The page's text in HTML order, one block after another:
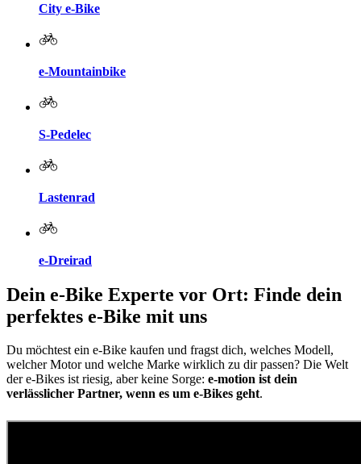
City e-Bike
e-Mountainbike
S-Pedelec
Lastenrad
e-Dreirad
Dein e-Bike Experte vor Ort: Finde dein
perfektes e-Bike mit uns
Du möchtest ein e-Bike kaufen und fragst dich, welches Modell,
welcher Motor und welche Marke wirklich zu dir passen? Die Welt
der e-Bikes ist riesig, aber keine Sorge: e-motion ist dein
verlässlicher Partner, wenn es um e-Bikes geht.